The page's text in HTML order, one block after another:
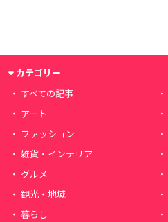
カテゴリー
すべての記事
アート
ファッション
雑貨・インテリア
グルメ
観光・地域
暮らし